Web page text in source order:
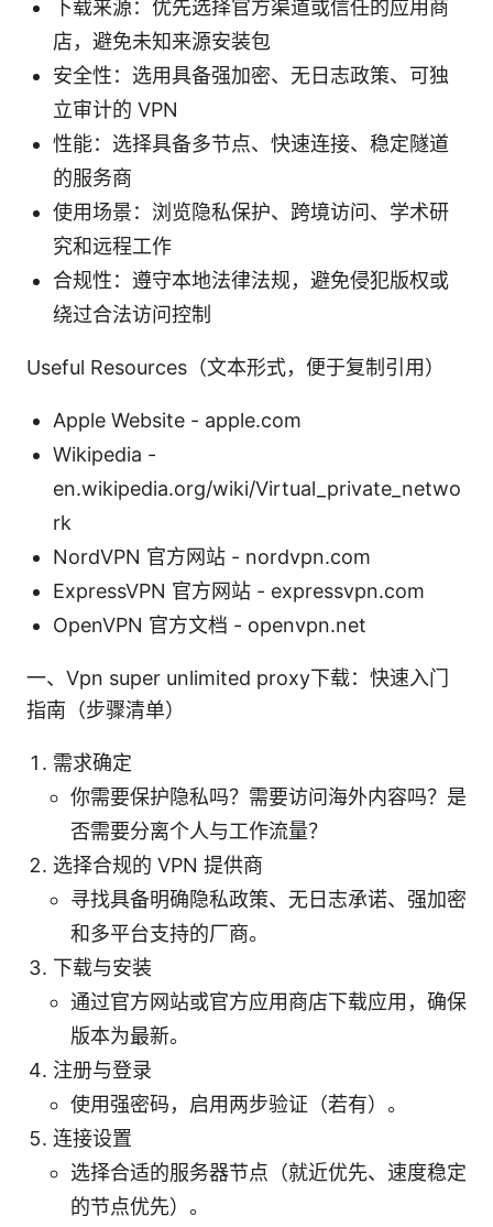
下载来源：优先选择官方渠道或信任的应用商
店，避免未知来源安装包
安全性：选用具备强加密、无日志政策、可独
立审计的 VPN
性能：选择具备多节点、快速连接、稳定隧道
的服务商
使用场景：浏览隐私保护、跨境访问、学术研
究和远程工作
合规性：遵守本地法律法规，避免侵犯版权或
绕过合法访问控制
Useful Resources（文本形式，便于复制引用）
Apple Website - apple.com
Wikipedia -
en.wikipedia.org/wiki/Virtual_private_netwo
rk
NordVPN 官方网站 - nordvpn.com
ExpressVPN 官方网站 - expressvpn.com
OpenVPN 官方文档 - openvpn.net
一、Vpn super unlimited proxy下载：快速入门
指南（步骤清单）
需求确定
你需要保护隐私吗？需要访问海外内容吗？是
否需要分离个人与工作流量？
选择合规的 VPN 提供商
寻找具备明确隐私政策、无日志承诺、强加密
和多平台支持的厂商。
下载与安装
通过官方网站或官方应用商店下载应用，确保
版本为最新。
注册与登录
使用强密码，启用两步验证（若有）。
连接设置
选择合适的服务器节点（就近优先、速度稳定
的节点优先）。